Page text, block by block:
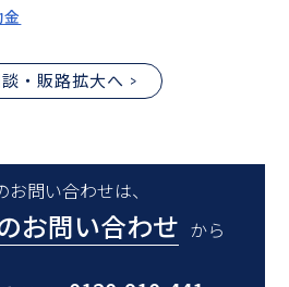
・販路拡大へ
お問い合わせは、
お問い合わせ から